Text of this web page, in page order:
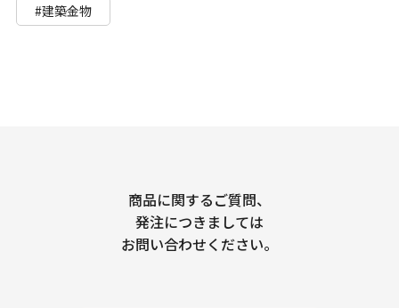
#建築金物
商品に関するご質問、
発注につきましては
お問い合わせください。